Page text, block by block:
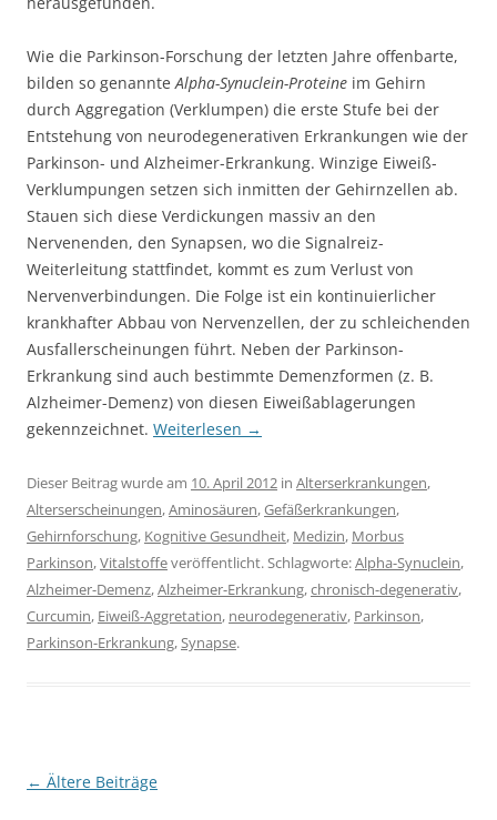
Wie die Parkinson-Forschung der letzten Jahre offenbarte,
bilden so genannteAlpha-Synuclein-Proteine ​​im Gehirn
durch Aggregation (Verklumpen) die erste Stufe bei der
Entstehung von neurodegenerativen Erkrankungen wie der
Parkinson- und Alzheimer-Erkrankung. Winzige Eiweiß-
Verklumpungen setzen sich inmitten der Gehirnzellen ab.
Stauen sich diese Verdickungen massiv an den
Nervenenden, den Synapsen, wo die Signalreiz-
Weiterleitung stattfindet, kommt es zum Verlust von
Nervenverbindungen. Die Folge ist ein kontinuierlicher
krankhafter Abbau von Nervenzellen, der zu schleichenden
Ausfallerscheinungen führt. Neben der Parkinson-
Erkrankung sind auch bestimmte Demenzformen (z. B.
Alzheimer-Demenz) von diesen Eiweißablagerungen
gekennzeichnet. Weiterlesen →
Dieser Beitrag wurde am 10. April 2012 in Alterserkrankungen,
Alterserscheinungen,Aminosäuren,Gefäßerkrankungen,
Gehirnforschung, Kognitive Gesundheit, Medizin, Morbus
Parkinson,Vitalstoffeveröffentlicht. Schlagworte:Alpha-Synuclein,
Alzheimer-Demenz,Alzheimer-Erkrankung,chronisch-degenerativ,
Curcumin, Eiweiß-Aggretation, neurodegenerativ, Parkinson,
Parkinson-Erkrankung,Synapse.
Beitragsnavigation
← Ältere Beiträge